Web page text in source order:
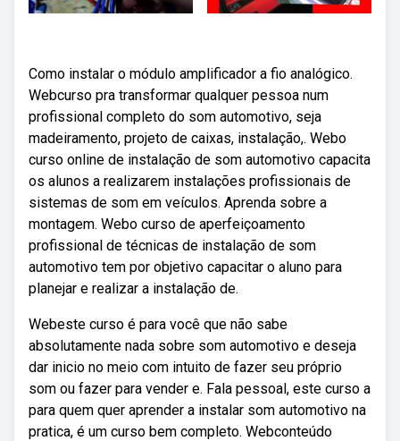
Como instalar o módulo amplificador a fio analógico.
Webcurso pra transformar qualquer pessoa num
profissional completo do som automotivo, seja
madeiramento, projeto de caixas, instalação,. Webo
curso online de instalação de som automotivo capacita
os alunos a realizarem instalações profissionais de
sistemas de som em veículos. Aprenda sobre a
montagem. Webo curso de aperfeiçoamento
profissional de técnicas de instalação de som
automotivo tem por objetivo capacitar o aluno para
planejar e realizar a instalação de.
Webeste curso é para você que não sabe
absolutamente nada sobre som automotivo e deseja
dar inicio no meio com intuito de fazer seu próprio
som ou fazer para vender e. Fala pessoal, este curso a
para quem quer aprender a instalar som automotivo na
pratica, é um curso bem completo. Webconteúdo